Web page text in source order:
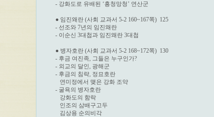
- 강화도로 유배된 ‘흥청망청’ 연산군
● 임진왜란 (사회 교과서 5-2 160~167쪽)  125
- 선조와 7년의 임진왜란
- 이순신 3대첩과 임진왜란 3대첩
● 병자호란 (사회 교과서 5-2 168~172쪽)  130
- 후금 여진족, 그들은 누구인가?
- 외교의 달인, 광해군
- 후금의 침략, 정묘호란
   연미정에서 맺은 강화 조약
- 굴욕의 병자호란
   강화도의 함락
   인조의 삼배구고두
   김상용 순의비각